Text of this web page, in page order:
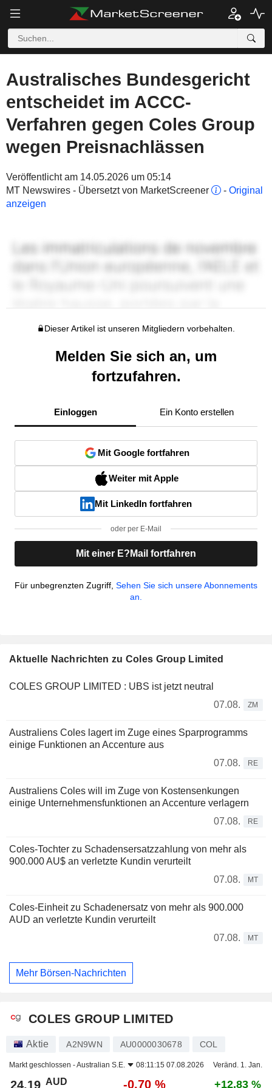
Australisches Bundesgericht
entscheidet im ACCC-
Verfahren gegen Coles Group
wegen Preisnachlässen
Veröffentlicht am 14.05.2026 um 05:14
MT Newswires - Übersetzt von MarketScreener
- Original
anzeigen
Dieser Artikel ist unseren Mitgliedern vorbehalten.
Melden Sie sich an, um
fortzufahren.
Einloggen Ein Konto erstellen
Mit Google fortfahren
Weiter mit Apple
Mit LinkedIn fortfahren
oder per E-Mail
Mit einer E?Mail fortfahren
Für unbegrenzten Zugriff, Sehen Sie sich unsere Abonnements
an.
Aktuelle Nachrichten zu Coles Group Limited
COLES GROUP LIMITED : UBS ist jetzt neutral
07.08.
ZM
Australiens Coles lagert im Zuge eines Sparprogramms
einige Funktionen an Accenture aus
07.08.
RE
Australiens Coles will im Zuge von Kostensenkungen
einige Unternehmensfunktionen an Accenture verlagern
07.08.
RE
Coles-Tochter zu Schadensersatzzahlung von mehr als
900.000 AU$ an verletzte Kundin verurteilt
07.08.
MT
Coles-Einheit zu Schadenersatz von mehr als 900.000
AUD an verletzte Kundin verurteilt
07.08.
MT
Mehr Börsen-Nachrichten
COLES GROUP LIMITED
Aktie A2N9WN AU0000030678 COL
Markt geschlossen -Australian S.E. 08:11:15 07.08.2026 Veränd. 1. Jan.
24,19 AUD -0,70 % +12,83 %